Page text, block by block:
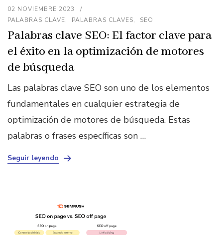
02 NOVIEMBRE 2023
PALABRAS CLAVE
PALABRAS CLAVES SEO
Palabras clave SEO: El factor clave para
el éxito en la optimización de motores
de búsqueda
Las palabras clave SEO son uno de los elementos
fundamentales en cualquier estrategia de
optimización de motores de búsqueda. Estas
palabras o frases específicas son …
Seguir leyendo